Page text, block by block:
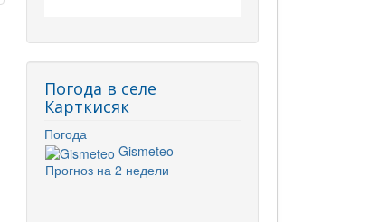
Погода в селе
Карткисяк
Погода
Gismeteo
Прогноз на 2 недели